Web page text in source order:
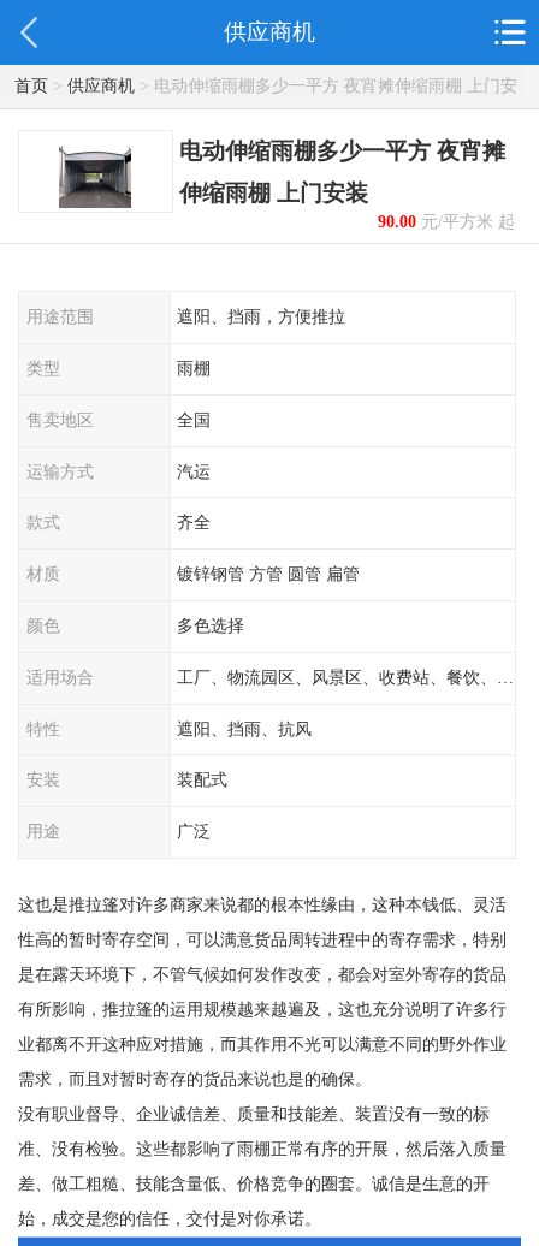
供应商机
首页> 供应商机> 电动伸缩雨棚多少一平方 夜宵摊伸缩雨棚 上门安
装
电动伸缩雨棚多少一平方 夜宵摊
伸缩雨棚 上门安装
90.00元/平方米 起
用途范围 遮阳、挡雨，方便推拉
类型 雨棚
售卖地区 全国
运输方式 汽运
款式 齐全
材质 镀锌钢管 方管 圆管 扁管
颜色 多色选择
适用场合
特性 遮阳、挡雨、抗风
安装 装配式
用途 广泛
这也是推拉篷对许多商家来说都的根本性缘由，这种本钱低、灵活
性高的暂时寄存空间，可以满意货品周转进程中的寄存需求，特别
是在露天环境下，不管气候如何发作改变，都会对室外寄存的货品
有所影响，推拉篷的运用规模越来越遍及，这也充分说明了许多行
业都离不开这种应对措施，而其作用不光可以满意不同的野外作业
需求，而且对暂时寄存的货品来说也是的确保。
没有职业督导、企业诚信差、质量和技能差、装置没有一致的标
准、没有检验。这些都影响了雨棚正常有序的开展，然后落入质量
差、做工粗糙、技能含量低、价格竞争的圈套。诚信是生意的开
始，成交是您的信任，交付是对你承诺。